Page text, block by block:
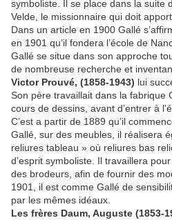
symboliste. Il se place dans la suite
Velde, le missionnaire qui doit
Dans un article en 1900 Gallé
en 1901 qu’il fondera l’école de
Gallé se situe dans son approche
de nombreuse recherche et
Victor Prouvé, (1858-1943) lui
Son père travaillait dans la fabrique
cours de dessins, avant d’entrer à
C’est a partir de 1889 qu’il
Gallé, sur des meubles, il réalisera
reliures tableau » où reliures bas
d’esprit symboliste. Il travaillera
des brodeurs, afin de fournir des
1901, il est comme Gallé de
par les mêmes idéaux.
Les frères Daum, Auguste (1853-